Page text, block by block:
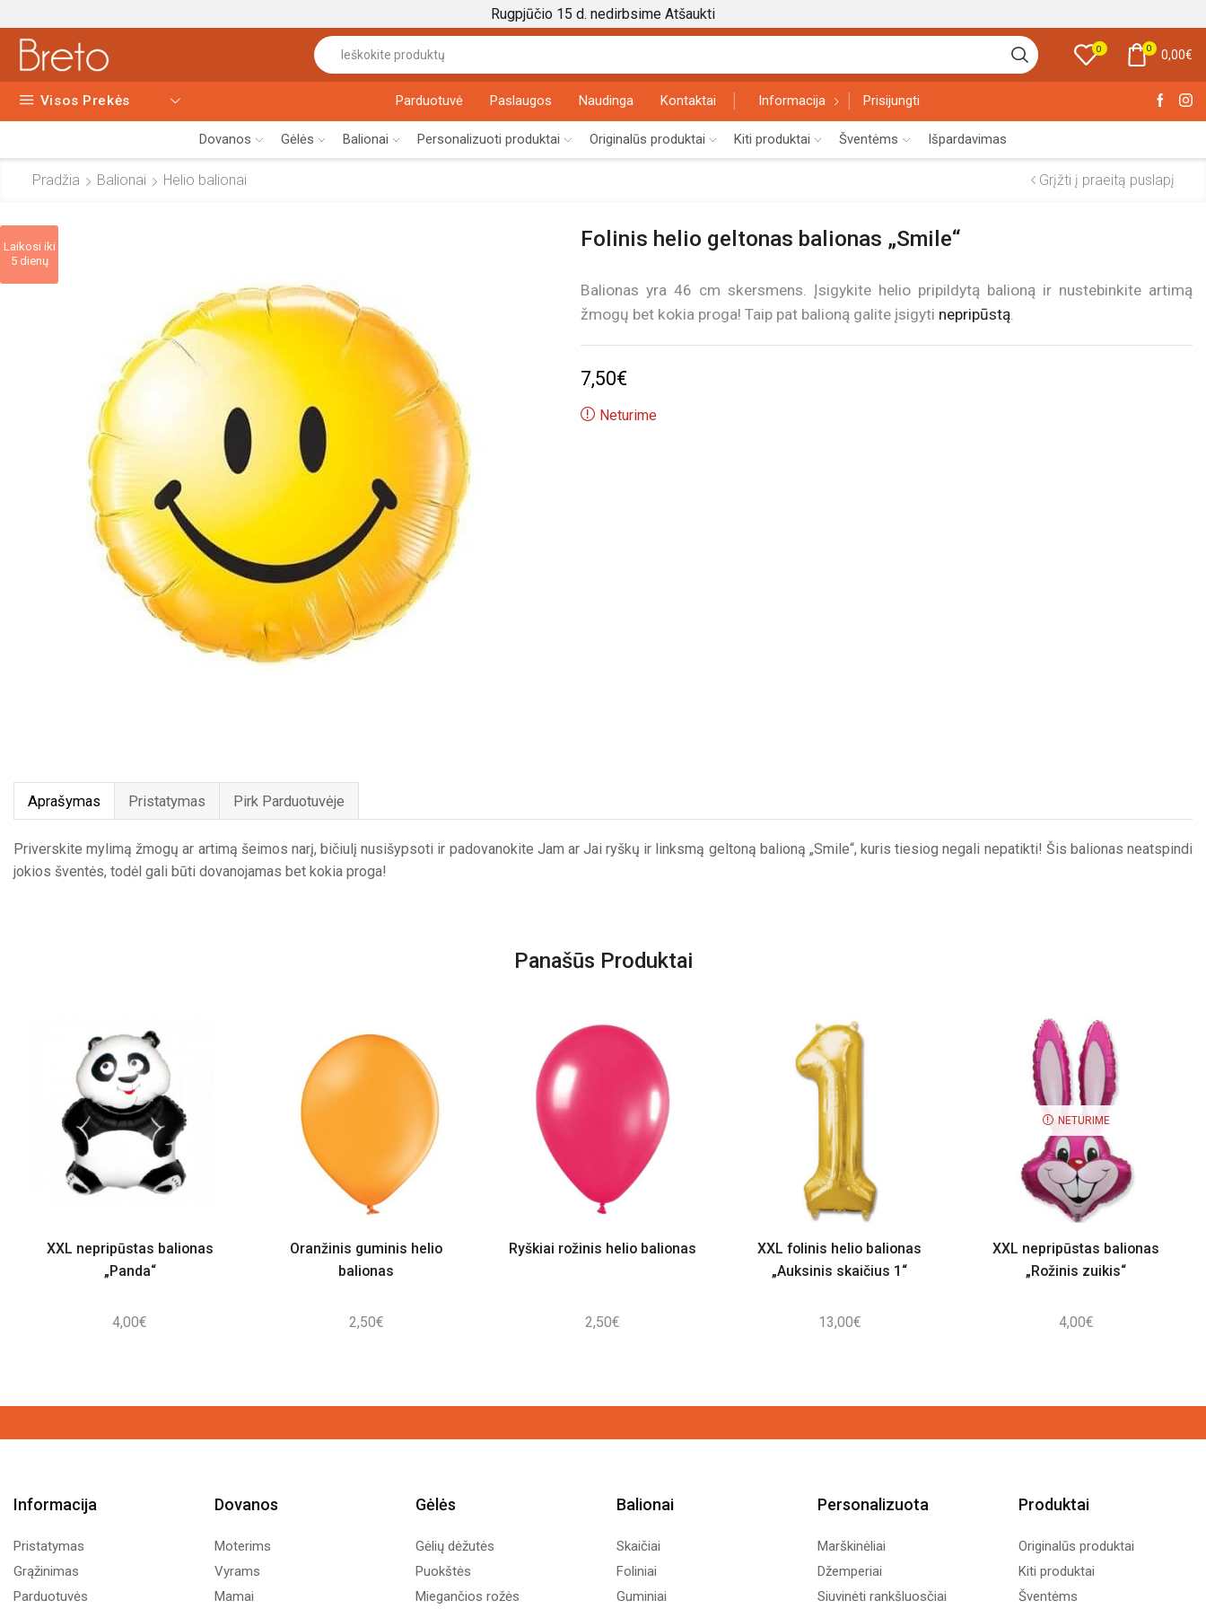
Rugpjūčio 15 d. nedirbsime Atšaukti
input
0 0 0,00€
Visos Prekės Parduotuvė Paslaugos Naudinga Kontaktai Informacija Prisijungti
Dovanos Gėlės Balionai Personalizuoti produktai Originalūs produktai Kiti produktai Šventėms Išpardavimas
Pradžia Balionai Helio balionai Grįžti į praeitą puslapį
Laikosi iki
5 dienų
Folinis helio geltonas balionas „Smile“
Balionas yra 46 cm skersmens. Įsigykite helio pripildytą balioną ir nustebinkite artimą
žmogų bet kokia proga! Taip pat balioną galite įsigyti nepripūstą.
7,50€
Neturime
Aprašymas Pristatymas Pirk Parduotuvėje
Priverskite mylimą žmogų ar artimą šeimos narį, bičiulį nusišypsoti ir padovanokite Jam ar Jai ryškų ir linksmą geltoną balioną „Smile“, kuris tiesiog negali nepatikti! Šis balionas neatspindi
jokios šventės, todėl gali būti dovanojamas bet kokia proga!
Panašūs Produktai
XXL nepripūstas balionas
„Panda“
4,00€
Oranžinis guminis helio
balionas
2,50€
Ryškiai rožinis helio balionas
2,50€
XXL folinis helio balionas
„Auksinis skaičius 1“
13,00€
NETURIME
XXL nepripūstas balionas
„Rožinis zuikis“
4,00€
Informacija
Pristatymas
Grąžinimas
Parduotuvės
Dovanos
Moterims
Vyrams
Mamai
Gėlės
Gėlių dėžutės
Puokštės
Miegančios rožės
Balionai
Skaičiai
Foliniai
Guminiai
Personalizuota
Marškinėliai
Džemperiai
Siuvinėti rankšluosčiai
Produktai
Originalūs produktai
Kiti produktai
Šventėms